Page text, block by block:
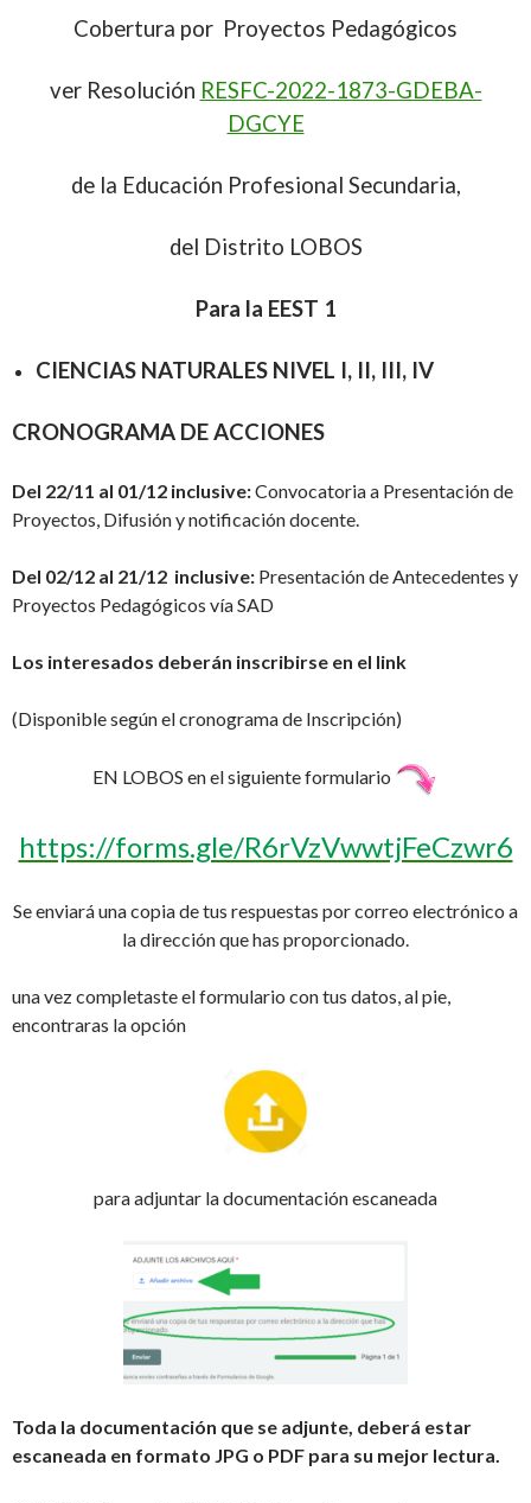
Cobertura por Proyectos Pedagógicos
ver Resolución RESFC-2022-1873-GDEBA-
DGCYE
de la Educación Profesional Secundaria,
del Distrito LOBOS
Para la EEST 1
CIENCIAS NATURALES NIVEL I, II, III, IV
CRONOGRAMA DE ACCIONES
Del 22/11 al 01/12 inclusive:Convocatoria a Presentación de
Proyectos, Difusión y notificación docente.
Del 02/12 al 21/12 inclusive: Presentación de Antecedentes y
Proyectos Pedagógicos vía SAD
Los interesados deberán inscribirse en el link
(Disponible según el cronograma de Inscripción)
EN LOBOS en el siguiente formulario
https://forms.gle/R6rVzVwwtjFeCzwr6
Se enviará una copia de tus respuestas por correo electrónico a
la dirección que has proporcionado.
una vez completaste el formulario con tus datos, al pie,
encontraras la opción
para adjuntar la documentación escaneada
Toda la documentación que se adjunte, deberá estar
escaneada en formato JPG o PDF para su mejor lectura.